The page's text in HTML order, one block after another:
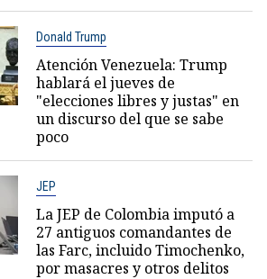
Donald Trump
Atención Venezuela: Trump
hablará el jueves de
"elecciones libres y justas" en
un discurso del que se sabe
poco
JEP
La JEP de Colombia imputó a
27 antiguos comandantes de
las Farc, incluido Timochenko,
por masacres y otros delitos